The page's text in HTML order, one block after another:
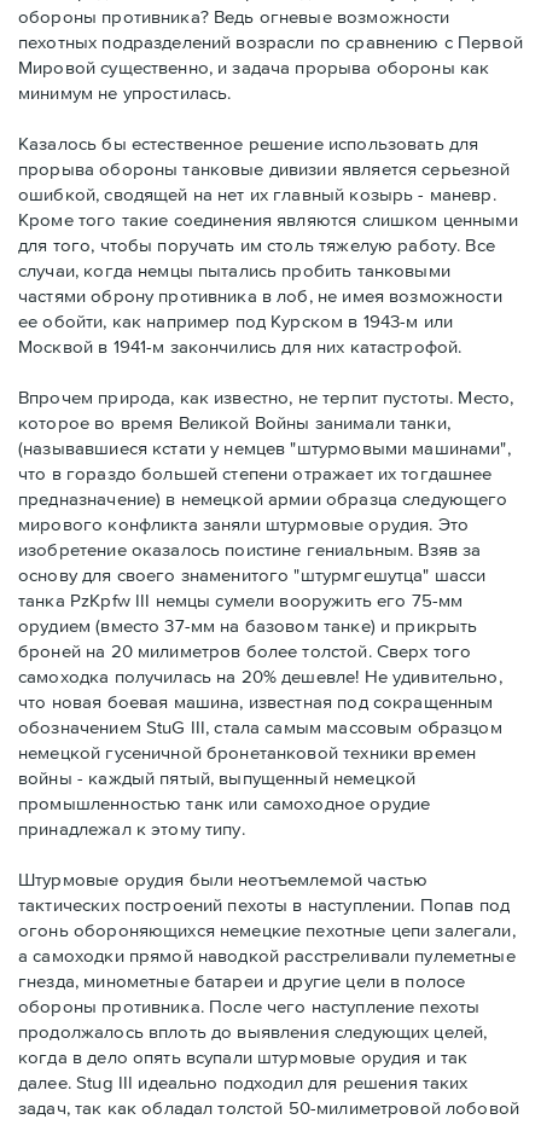
обороны противника? Ведь огневые возможности
пехотных подразделений возрасли по сравнению с Первой
Мировой существенно, и задача прорыва обороны как
минимум не упростилась.
Казалось бы естественное решение использовать для
прорыва обороны танковые дивизии является серьезной
ошибкой, сводящей на нет их главный козырь - маневр.
Кроме того такие соединения являются слишком ценными
для того, чтобы поручать им столь тяжелую работу. Все
случаи, когда немцы пытались пробить танковыми
частями оброну противника в лоб, не имея возможности
ее обойти, как например под Курском в 1943-м или
Москвой в 1941-м закончились для них катастрофой.
Впрочем природа, как известно, не терпит пустоты. Место,
которое во время Великой Войны занимали танки,
(называвшиеся кстати у немцев "штурмовыми машинами",
что в гораздо большей степени отражает их тогдашнее
предназначение) в немецкой армии образца следующего
мирового конфликта заняли штурмовые орудия. Это
изобретение оказалось поистине гениальным. Взяв за
основу для своего знаменитого "штурмгешутца" шасси
танка PzKpfw III немцы сумели вооружить его 75-мм
орудием (вместо 37-мм на базовом танке) и прикрыть
броней на 20 милиметров более толстой. Сверх того
самоходка получилась на 20% дешевле! Не удивительно,
что новая боевая машина, известная под сокращенным
обозначением StuG III, стала самым массовым образцом
немецкой гусеничной бронетанковой техники времен
войны - каждый пятый, выпущенный немецкой
промышленностью танк или самоходное орудие
принадлежал к этому типу.
Штурмовые орудия были неотъемлемой частью
тактических построений пехоты в наступлении. Попав под
огонь обороняющихся немецкие пехотные цепи залегали,
а самоходки прямой наводкой расстреливали пулеметные
гнезда, минометные батареи и другие цели в полосе
обороны противника. После чего наступление пехоты
продолжалось вплоть до выявления следующих целей,
когда в дело опять всупали штурмовые орудия и так
далее. Stug III идеально подходил для решения таких
задач, так как обладал толстой 50-милиметровой лобовой